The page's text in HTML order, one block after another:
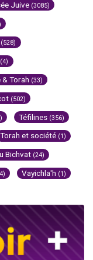
Juive (3085)
(528)
(4)
& Torah (33)
(502)
Téfilines (356)
Torah et société (1)
Bichvat (24)
Vayichla'h (1)